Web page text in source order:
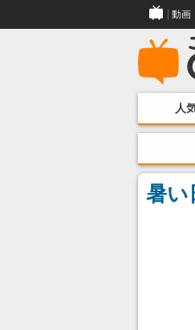
動画
人
暑い